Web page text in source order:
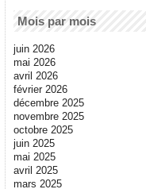
Mois par mois
juin 2026
mai 2026
avril 2026
février 2026
décembre 2025
novembre 2025
octobre 2025
juin 2025
mai 2025
avril 2025
mars 2025